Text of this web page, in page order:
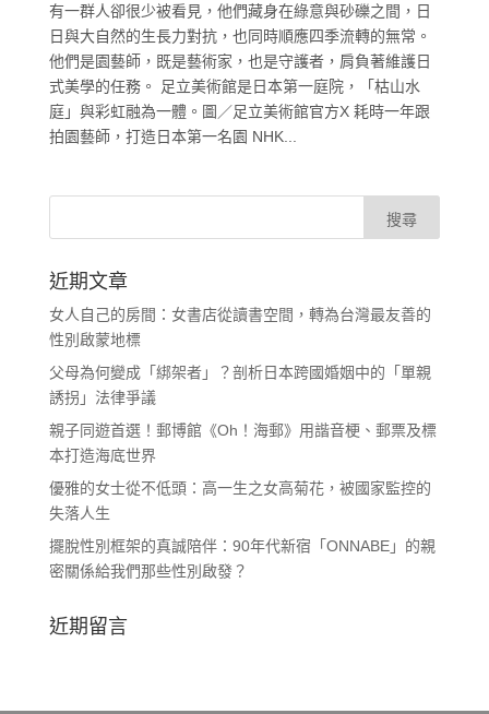
有一群人卻很少被看見，他們藏身在綠意與砂礫之間，日
日與大自然的生長力對抗，也同時順應四季流轉的無常。
他們是園藝師，既是藝術家，也是守護者，肩負著維護日
式美學的任務。 足立美術館是日本第一庭院，「枯山水
庭」與彩虹融為一體。圖／足立美術館官方X 耗時一年跟
拍園藝師，打造日本第一名園 NHK...
近期文章
女人自己的房間：女書店從讀書空間，轉為台灣最友善的
性別啟蒙地標
父母為何變成「綁架者」？剖析日本跨國婚姻中的「單親
誘拐」法律爭議
親子同遊首選！郵博館《Oh！海郵》用諧音梗、郵票及標
本打造海底世界
優雅的女士從不低頭：高一生之女高菊花，被國家監控的
失落人生
擺脫性別框架的真誠陪伴：90年代新宿「ONNABE」的親
密關係給我們那些性別啟發？
近期留言